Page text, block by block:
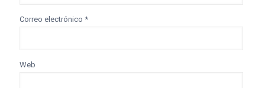
Correo electrónico *
Web